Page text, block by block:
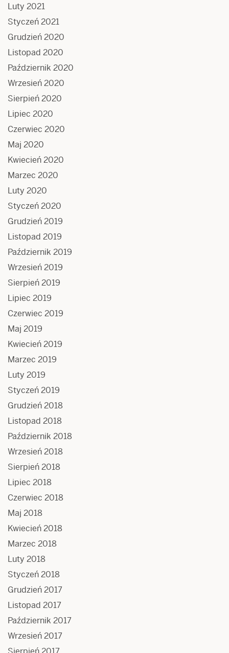
Luty 2021
Styczeń 2021
Grudzień 2020
Listopad 2020
Październik 2020
Wrzesień 2020
Sierpień 2020
Lipiec 2020
Czerwiec 2020
Maj 2020
Kwiecień 2020
Marzec 2020
Luty 2020
Styczeń 2020
Grudzień 2019
Listopad 2019
Październik 2019
Wrzesień 2019
Sierpień 2019
Lipiec 2019
Czerwiec 2019
Maj 2019
Kwiecień 2019
Marzec 2019
Luty 2019
Styczeń 2019
Grudzień 2018
Listopad 2018
Październik 2018
Wrzesień 2018
Sierpień 2018
Lipiec 2018
Czerwiec 2018
Maj 2018
Kwiecień 2018
Marzec 2018
Luty 2018
Styczeń 2018
Grudzień 2017
Listopad 2017
Październik 2017
Wrzesień 2017